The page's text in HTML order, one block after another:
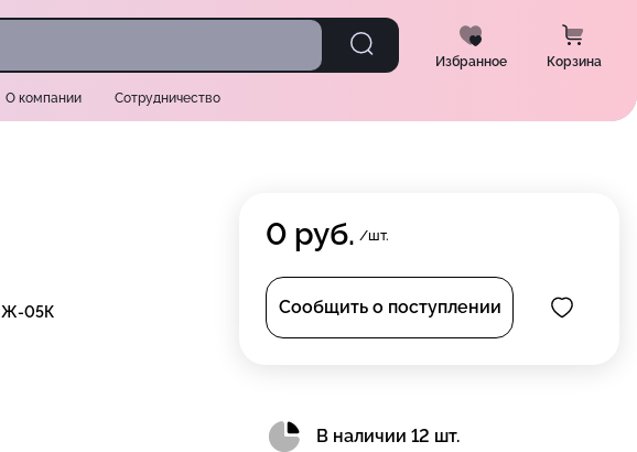
Избранное Корзина
О компании Сотрудничество
Ж-05К
0 руб. /шт.
Сообщить о поступлении
В наличии 12 шт.